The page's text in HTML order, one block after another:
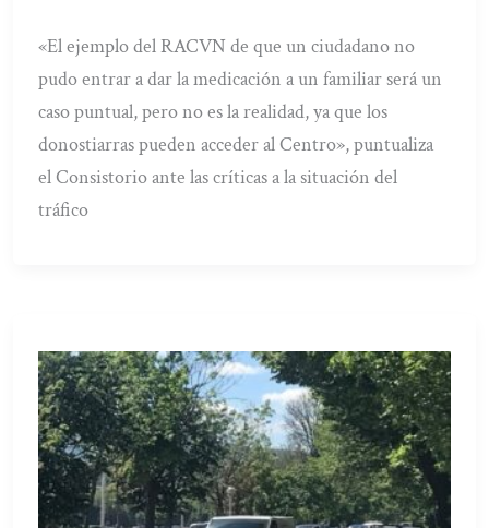
«El ejemplo del RACVN de que un ciudadano no
pudo entrar a dar la medicación a un familiar será un
caso puntual, pero no es la realidad, ya que los
donostiarras pueden acceder al Centro», puntualiza
el Consistorio ante las críticas a la situación del
tráfico